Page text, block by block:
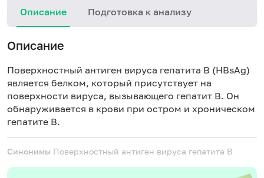
Описание Подготовка к анализу
Описание
Поверхностный антиген вируса гепатита В (HВsAg)
является белком, который присутствует на
поверхности вируса, вызывающего гепатит В. Он
обнаруживается в крови при остром и хроническом
гепатите В.
Синонимы Поверхностный антиген вируса гепатита В